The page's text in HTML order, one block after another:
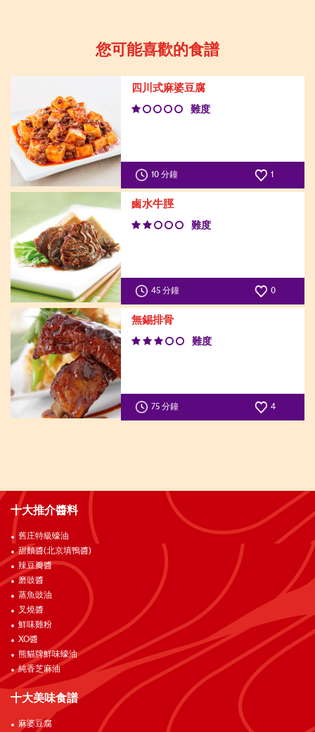
您可能喜歡的食譜
四川式麻婆豆腐
難度
10 分鐘 1
鹵水牛脛
難度
45 分鐘 0
無錫排骨
難度
75 分鐘 4
十大推介醬料
舊庄特級蠔油
甜麵醬(北京填鴨醬)
辣豆瓣醬
磨豉醬
蒸魚豉油
叉燒醬
鮮味雞粉
XO醬
熊貓牌鮮味蠔油
純香芝麻油
十大美味食譜
麻婆豆腐